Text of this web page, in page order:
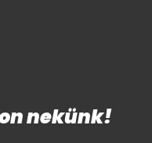
nekünk!